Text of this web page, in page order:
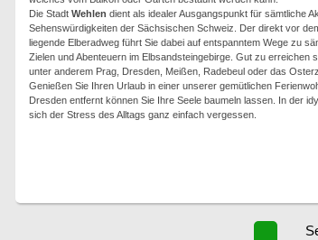
Die Stadt Wehlen dient als idealer Ausgangspunkt für sämtliche
Sehenswürdigkeiten der Sächsischen Schweiz. Der direkt vor
liegende Elberadweg führt Sie dabei auf entspanntem Wege zu
Zielen und Abenteuern im Elbsandsteingebirge. Gut zu erreichen
unter anderem Prag, Dresden, Meißen, Radebeul oder das
Genießen Sie Ihren Urlaub in einer unserer gemütlichen
Dresden entfernt können Sie Ihre Seele baumeln lassen. In der
sich der Stress des Alltags ganz einfach vergessen.